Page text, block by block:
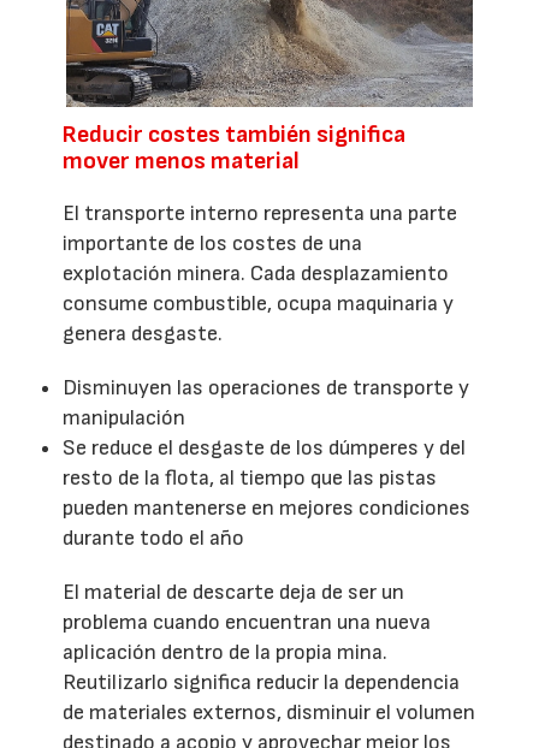
Reducir costes también significa
mover menos material
El transporte interno representa una parte
importante de los costes de una
explotación minera. Cada desplazamiento
consume combustible, ocupa maquinaria y
genera desgaste.
Disminuyen las operaciones de transporte y
manipulación
Se reduce el desgaste de los dúmperes y del
resto de la flota, al tiempo que las pistas
pueden mantenerse en mejores condiciones
durante todo el año
El material de descarte deja de ser un
problema cuando encuentran una nueva
aplicación dentro de la propia mina.
Reutilizarlo significa reducir la dependencia
de materiales externos, disminuir el volumen
destinado a acopio y aprovechar mejor los